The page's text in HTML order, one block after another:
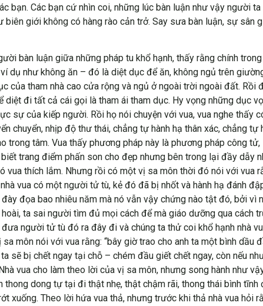
bạn. Các bạn cứ nhìn coi, những lúc bàn luận như vậy người
giới không có hàng rào cản trở. Say sưa bàn luận, sự sân
bàn luận giữa những pháp tu khổ hạnh, thấy rằng chính
dụ như không ăn – đó là diệt dục để ăn, không ngủ trên
của tham nhà cao cửa rộng và ngủ ở ngoài trời ngoài đất. Rồi
đi tất cả cái gọi là tham ái tham dục. Hy vọng những dục
sự của kiếp người. Rồi họ nói chuyện với vua, vua nghe thấy
chuyển, nhịp độ thư thái, chẳng tự hành hạ thân xác, chẳng
trong tâm. Vua thấy phương pháp này là phương pháp công
trang điểm phấn son cho đẹp nhưng bên trong lại đầy dẫy
thích lắm. Nhưng rồi có một vị sa môn thời đó nói với vua
vua có một người tử tù, kẻ đó đã bị nhốt và hành hạ đánh
đọa bao nhiêu năm mà nó vẫn vậy chứng nào tật đó, bởi
ta sai người tìm đủ mọi cách để mà giáo dưỡng qua cách
đưa người tử tù đó ra đây đi và chúng ta thử coi khổ hạnh nhà
môn nói với vua rằng: “bây giờ trao cho anh ta một bình dầu
sẽ bị chết ngay tại chỗ – chém đầu giết chết ngay, còn nếu
vua cho làm theo lời của vị sa môn, nhưng song hành như
dong tự tại đi thật nhẹ, thật chậm rãi, thong thái bình tĩnh
Theo lời hứa vua thả, nhưng trước khi thả nhà vua hỏi